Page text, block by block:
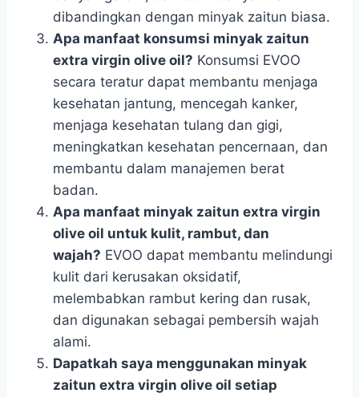
dibandingkan dengan minyak zaitun biasa.
Apa manfaat konsumsi minyak zaitun
extra virgin olive oil? Konsumsi EVOO
secara teratur dapat membantu menjaga
kesehatan jantung, mencegah kanker,
menjaga kesehatan tulang dan gigi,
meningkatkan kesehatan pencernaan, dan
membantu dalam manajemen berat
badan.
Apa manfaat minyak zaitun extra virgin
olive oil untuk kulit, rambut, dan
wajah? EVOO dapat membantu melindungi
kulit dari kerusakan oksidatif,
melembabkan rambut kering dan rusak,
dan digunakan sebagai pembersih wajah
alami.
Dapatkah saya menggunakan minyak
zaitun extra virgin olive oil setiap